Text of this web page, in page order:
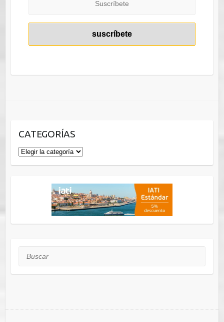
CATEGORÍAS
Categorías
Buscar